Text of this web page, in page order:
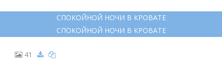
СПОКОЙНОЙ НОЧИ В КРОВАТЕ
СПОКОЙНОЙ НОЧИ В КРОВАТЕ
41